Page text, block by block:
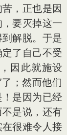
，正也是因
要灭掉这一
解脱。于是
了自己不受
因此就施设
；然而他们
是因为已经
是说，还有
很难令人接